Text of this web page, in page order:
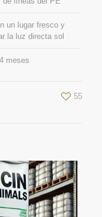
un lugar fresco y
la luz directa sol
meses
55